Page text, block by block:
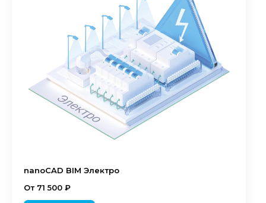
nanoCAD BIM Электро
От 71 500 ₽